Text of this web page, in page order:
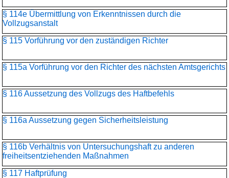
§ 114e Übermittlung von Erkenntnissen durch die
Vollzugsanstalt
§ 115 Vorführung vor den zuständigen Richter
§ 115a Vorführung vor den Richter des nächsten Amtsgerichts
§ 116 Aussetzung des Vollzugs des Haftbefehls
§ 116a Aussetzung gegen Sicherheitsleistung
§ 116b Verhältnis von Untersuchungshaft zu anderen
freiheitsentziehenden Maßnahmen
§ 117 Haftprüfung